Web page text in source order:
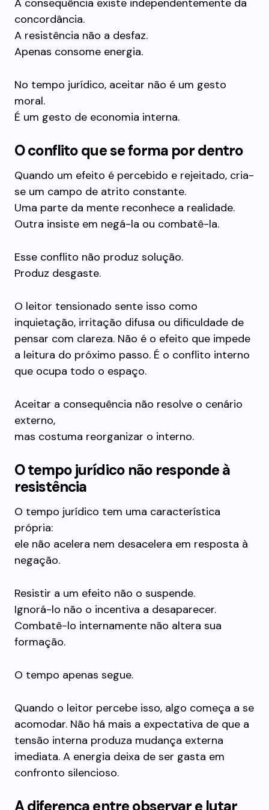
A consequência existe independentemente da
concordância.
A resistência não a desfaz.
Apenas consome energia.
No tempo jurídico, aceitar não é um gesto
moral.
É um gesto de economia interna.
O conflito que se forma por dentro
Quando um efeito é percebido e rejeitado, cria-
se um campo de atrito constante.
Uma parte da mente reconhece a realidade.
Outra insiste em negá-la ou combatê-la.
Esse conflito não produz solução.
Produz desgaste.
O leitor tensionado sente isso como
inquietação, irritação difusa ou dificuldade de
pensar com clareza. Não é o efeito que impede
a leitura do próximo passo. É o conflito interno
que ocupa todo o espaço.
Aceitar a consequência não resolve o cenário
externo,
mas costuma reorganizar o interno.
O tempo jurídico não responde à
resistência
O tempo jurídico tem uma característica
própria:
ele não acelera nem desacelera em resposta à
negação.
Resistir a um efeito não o suspende.
Ignorá-lo não o incentiva a desaparecer.
Combatê-lo internamente não altera sua
formação.
O tempo apenas segue.
Quando o leitor percebe isso, algo começa a se
acomodar. Não há mais a expectativa de que a
tensão interna produza mudança externa
imediata. A energia deixa de ser gasta em
confronto silencioso.
A diferença entre observar e lutar